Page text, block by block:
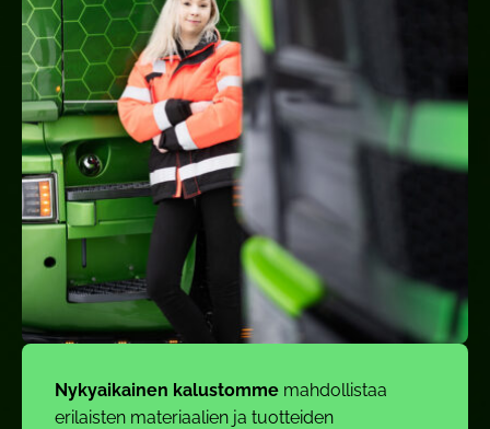
Nykyaikainen kalustomme mahdollistaa
erilaisten materiaalien ja tuotteiden